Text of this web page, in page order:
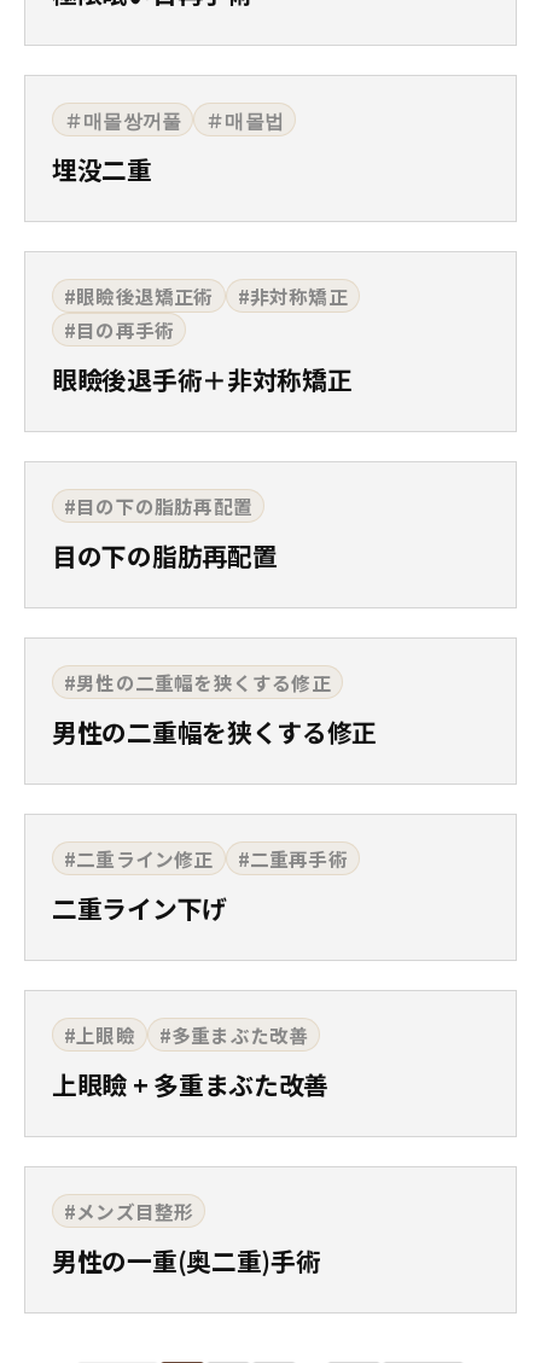
＃매몰쌍꺼풀 ＃매몰법
埋没二重
#眼瞼後退矯正術
#非対称矯正
#目の再手術
眼瞼後退手術＋非対称矯正
#目の下の脂肪再配置
目の下の脂肪再配置
#男性の二重幅を狭くする修正
男性の二重幅を狭くする修正
#二重ライン修正 #二重再手術
二重ライン下げ
#上眼瞼 #多重まぶた改善
上眼瞼 + 多重まぶた改善
#メンズ目整形
男性の一重(奥二重)手術